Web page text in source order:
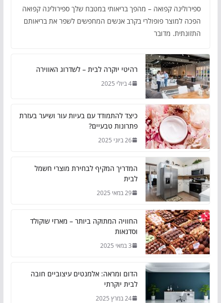
ספירולינה קפואה – מהפך בריאותי במטבח שלך ספירולינה קפואה
הפכה למוצר פופולרי בקרב אנשים המחפשים לשפר את בריאותם
התזונתית. מדובר
רהיטי יוקרה לבית – לשדרוג האווירה
4 ביולי 2025
כיצד להתמודד עם בעיות עור ושיער בעזרת
פתרונות טבעיים?
26 ביוני 2025
המדריך המקיף לבחירת מוצרי חשמל
לבית
29 במאי 2025
החוויה המתוקה ביותר – מארזי שוקולד
וסדנאות
3 במאי 2025
הדום ומראה: אלמנטים עיצוביים חובה
לבית יוקרתי
24 במרץ 2025